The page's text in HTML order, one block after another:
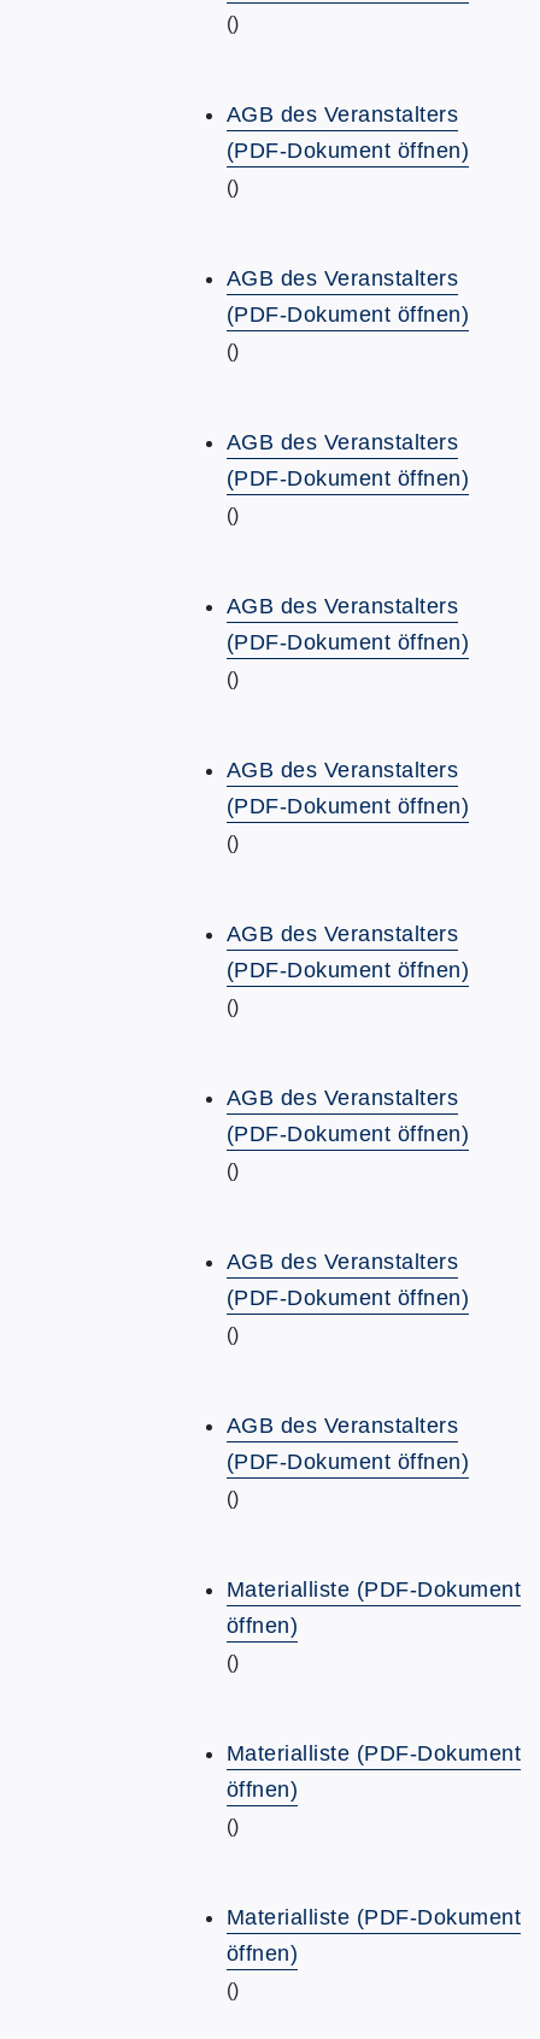
()
AGB des Veranstalters
(PDF-Dokument öffnen)
()
AGB des Veranstalters
(PDF-Dokument öffnen)
()
AGB des Veranstalters
(PDF-Dokument öffnen)
()
AGB des Veranstalters
(PDF-Dokument öffnen)
()
AGB des Veranstalters
(PDF-Dokument öffnen)
()
AGB des Veranstalters
(PDF-Dokument öffnen)
()
AGB des Veranstalters
(PDF-Dokument öffnen)
()
AGB des Veranstalters
(PDF-Dokument öffnen)
()
AGB des Veranstalters
(PDF-Dokument öffnen)
()
Materialliste (PDF-Dokument
öffnen)
()
Materialliste (PDF-Dokument
öffnen)
()
Materialliste (PDF-Dokument
öffnen)
()